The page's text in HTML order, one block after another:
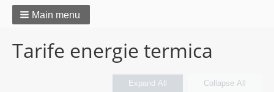
Main menu
Tarife energie termica
Collapse All
Expand All